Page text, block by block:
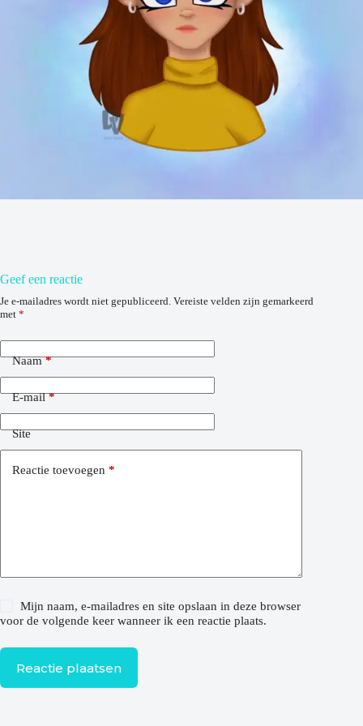
Geef een reactie
Je e-mailadres wordt niet gepubliceerd. Vereiste velden zijn gemarkeerd
met *
Naam*
E-mail*
Site
Reactie toevoegen *
Mijn naam, e-mailadres en site opslaan in deze browser
voor de volgende keer wanneer ik een reactie plaats.
Reactie plaatsen